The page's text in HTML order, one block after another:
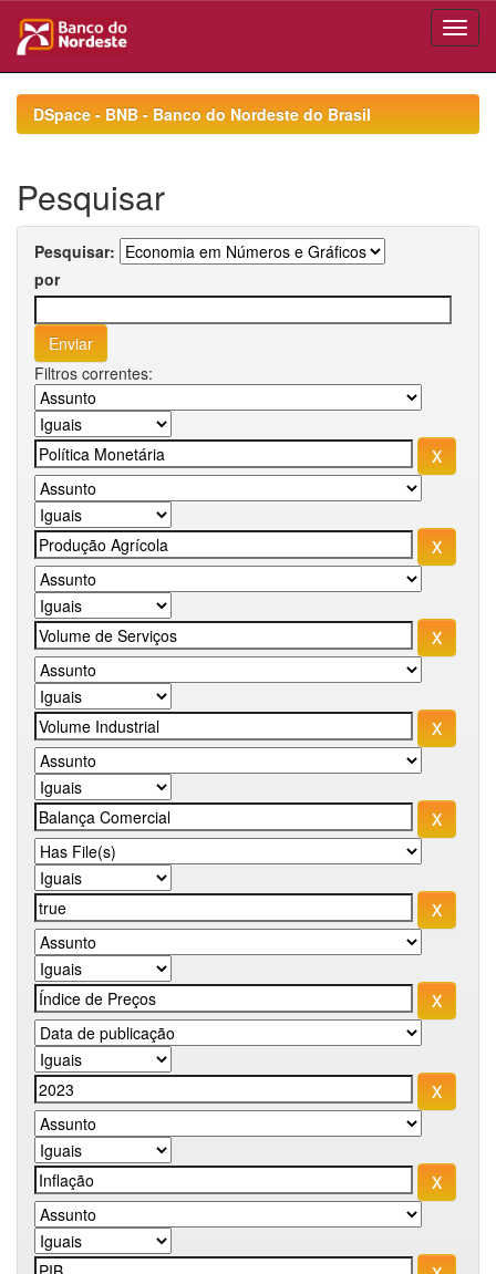
navigationDSpace - BNB - Banco do Nordeste do Brasil
Pesquisar
Pesquisar:
por
Filtros correntes: